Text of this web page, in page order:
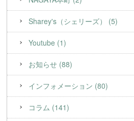
Sharey's（シェリーズ） (5)
Youtube (1)
お知らせ (88)
インフォメーション (80)
コラム (141)